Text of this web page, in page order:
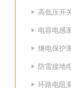
高低压开
电容电感
继电保护
防雷接地
环路电阻